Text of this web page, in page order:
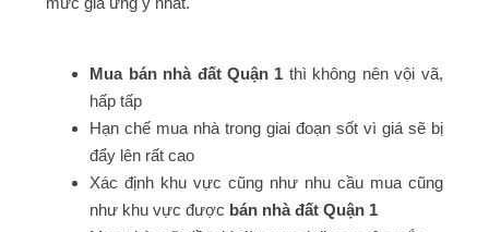
Mua bán nhà đất Quận 1 thì không nên vội vã,
hấp tấp
Hạn chế mua nhà trong giai đoạn sốt vì giá sẽ bị
đẩy lên rất cao
Xác định khu vực cũng như nhu cầu mua cũng
như khu vực được bán nhà đất Quận 1